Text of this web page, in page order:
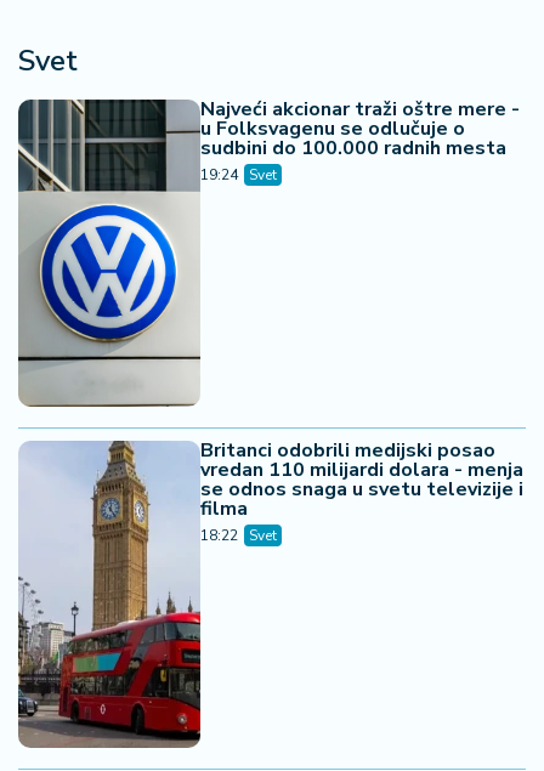
Svet
Najveći akcionar traži oštre mere -
u Folksvagenu se odlučuje o
sudbini do 100.000 radnih mesta
19:24 Svet
Britanci odobrili medijski posao
vredan 110 milijardi dolara - menja
se odnos snaga u svetu televizije i
filma
18:22 Svet